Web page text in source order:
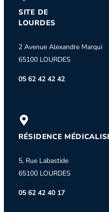
SITE DE
LOURDES
2 Avenue Alexandre Marqui
65100 LOURDES
05 62 42 42 42
RÉSIDENCE
5, Rue Labastide
65100 LOURDES
05 62 42 40 17